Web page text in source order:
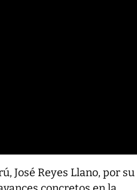
José Reyes Llano, por su